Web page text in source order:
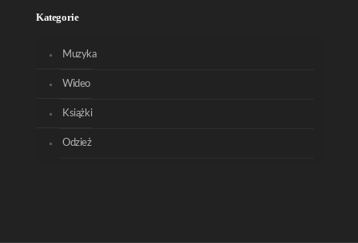
Kategorie
Muzyka
Wideo
Książki
Odzież